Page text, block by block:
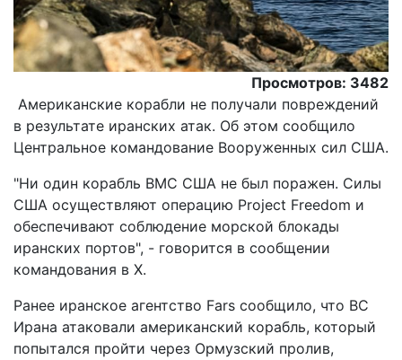
Просмотров: 3482
Американские корабли не получали повреждений
в результате иранских атак. Об этом сообщило
Центральное командование Вооруженных сил США.
"Ни один корабль ВМС США не был поражен. Силы
США осуществляют операцию Project Freedom и
обеспечивают соблюдение морской блокады
иранских портов", - говорится в сообщении
командования в X.
Ранее иранское агентство Fars сообщило, что ВС
Ирана атаковали американский корабль, который
попытался пройти через Ормузский пролив,